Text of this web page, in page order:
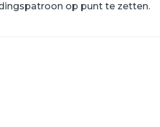
op punt te zetten.